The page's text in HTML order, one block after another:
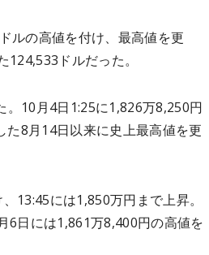
ルの高値を付け、最高値を更
ドルだった。
。10月4日1:25に1,826万8,250円
8月14日以来に史上最高値を更
13:45には1,850万円まで上昇。
6日には1,861万8,400円の高値を